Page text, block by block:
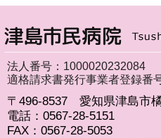
法人番号：1000020232084
適格請求書発行事業者登録番
〒496-8537 愛知県津島市
電話：0567-28-5151
FAX：0567-28-5053